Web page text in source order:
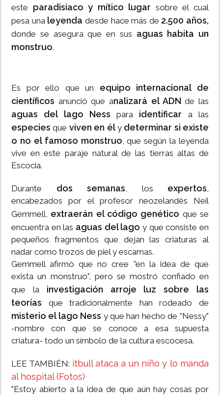
este paradisíaco y mítico lugar sobre el cual
pesa una leyenda desde hace más de 2.500 años,
donde se asegura que en sus aguas habita un
monstruo.
Es por ello que un equipo internacional de
científicos anunció que analizará el ADNde las
aguas del lago Ness para identificar a las
especiesque viven en ély determinar si existe
o no el famoso monstruo, que según la leyenda
vive en este paraje natural de las tierras altas de
Escocia.
Durante dos semanas, los expertos,
encabezados por el profesor neozelandés Neil
Gemmell, extraerán el código genético que se
encuentra en las aguas del lago y que consiste en
pequeños fragmentos que dejan las criaturas al
nadar como trozos de piel y escamas.
Gemmell afirmó que no cree "en la idea de que
exista un monstruo", pero se mostró confiado en
que lainvestigación arroje luz sobre las
teorías que tradicionalmente han rodeado de
misterio el lago Ness y que han hecho de "Nessy"
-nombre con que se conoce a esa supuesta
criatura- todo un símbolo de la cultura escocesa.
LEE TAMBIÉN: itbull ataca a un niño y lo manda
al hospital (Fotos)
"Estoy abierto a la idea de que aún hay cosas por